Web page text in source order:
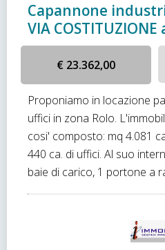
Capannone
VIA COSTITUZIONE
€ 23.362,00
Proponiamo in locazione
uffici in zona Rolo.
cosi' composto: mq 4.081
440 ca. di uffici. Al suo
baie di carico, 1 portone a